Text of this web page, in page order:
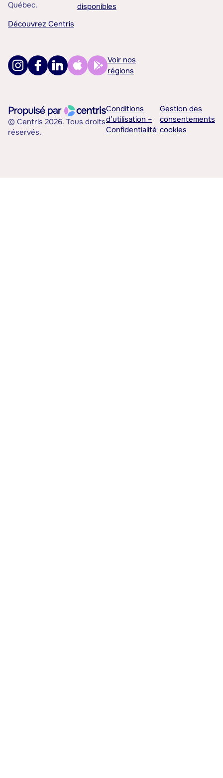
Québec.
Découvrez Centris
disponibles
Voir nos
régions
© Centris 2026. Tous droits
réservés.
Conditions
d’utilisation –
Confidentialité
Gestion des
consentements
cookies